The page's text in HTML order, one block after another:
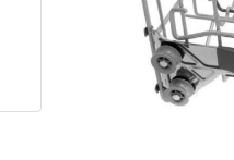
00312453
6,95 €*
1,16 € pro 1